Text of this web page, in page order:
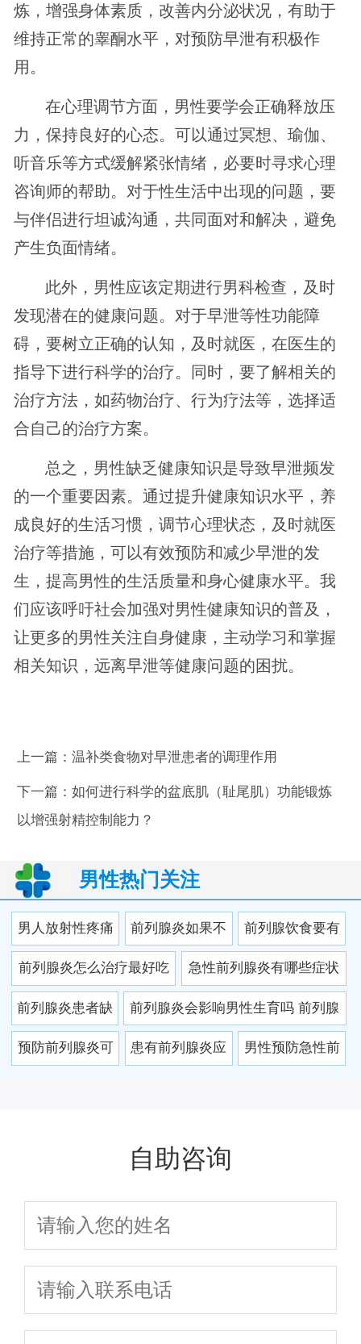
炼，增强身体素质，改善内分泌状况，有助于
维持正常的睾酮水平，对预防早泄有积极作
用。
在心理调节方面，男性要学会正确释放压
力，保持良好的心态。可以通过冥想、瑜伽、
听音乐等方式缓解紧张情绪，必要时寻求心理
咨询师的帮助。对于性生活中出现的问题，要
与伴侣进行坦诚沟通，共同面对和解决，避免
产生负面情绪。
此外，男性应该定期进行男科检查，及时
发现潜在的健康问题。对于早泄等性功能障
碍，要树立正确的认知，及时就医，在医生的
指导下进行科学的治疗。同时，要了解相关的
治疗方法，如药物治疗、行为疗法等，选择适
合自己的治疗方案。
总之，男性缺乏健康知识是导致早泄频发
的一个重要因素。通过提升健康知识水平，养
成良好的生活习惯，调节心理状态，及时就医
治疗等措施，可以有效预防和减少早泄的发
生，提高男性的生活质量和身心健康水平。我
们应该呼吁社会加强对男性健康知识的普及，
让更多的男性关注自身健康，主动学习和掌握
相关知识，远离早泄等健康问题的困扰。
上一篇： 温补类食物对早泄患者的调理作用
下一篇： 如何进行科学的盆底肌（耻尾肌）功能锻炼
以增强射精控制能力？
男性热门关注
男人放射性疼痛
当心前列腺炎 冬
季如何预防？
前列腺炎如果不
治疗会有哪些危
害
前列腺饮食要有
节制 喝咖啡会导
致前列腺炎
前列腺炎怎么治疗最好吃
什么药
急性前列腺炎有哪些症状
自我预防要做好6点
前列腺炎患者缺
锌 专家建议吃苹
前列腺炎会影响男性生育吗 前列腺
炎应该注意什么
预防前列腺炎可 患有前列腺炎应 男性预防急性前
自助咨询